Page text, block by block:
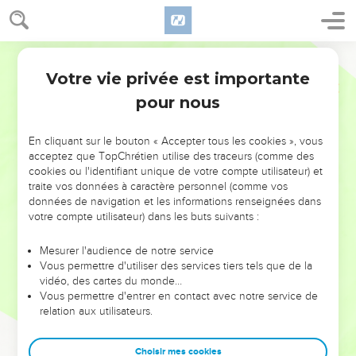
NE MANQUEZ PAS L’ÉVÉNEMENT
DE L’ANNÉE !
ET SI LEURS ERREURS POUVAIENT VOUS ÉVITER LES
VOTRES ?
leur foi ou leur vision. Mais on voit moins les doutes, les erreurs
et les saisons difficiles qu'ils ont traversés, alors même que ce
sont elles qui les ont façonnés.
Dans cette conférence, leaders, entrepreneurs, et responsables
clés pour avancer avec plus de sagesse afin que leurs erreurs
Votre vie privée est importante
pour nous
En cliquant sur le bouton « Accepter tous les cookies », vous
acceptez que TopChrétien utilise des traceurs (comme des
cookies ou l'identifiant unique de votre compte utilisateur) et
traite vos données à caractère personnel (comme vos
données de navigation et les informations renseignées dans
votre compte utilisateur) dans les buts suivants :
Mesurer l'audience de notre service
Vous permettre d'utiliser des services tiers tels que de la
vidéo, des cartes du monde…
Vous permettre d'entrer en contact avec notre service de
relation aux utilisateurs.
Choisir mes cookies